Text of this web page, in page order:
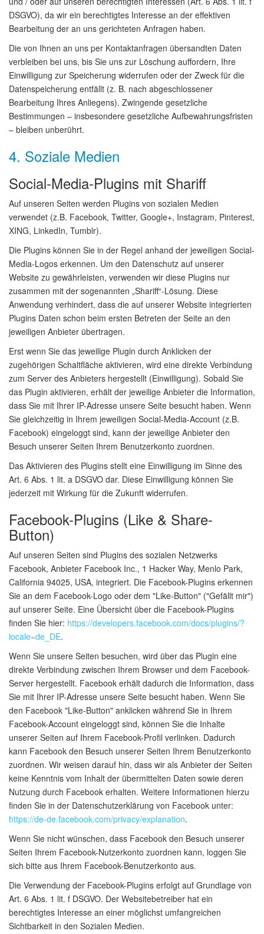
DSGVO), da wir ein berechtigtes Interesse an der effektiven
Bearbeitung der an uns gerichteten Anfragen haben.
Die von Ihnen an uns per Kontaktanfragen übersandten Daten
verbleiben bei uns, bis Sie uns zur Löschung auffordern, Ihre
Einwilligung zur Speicherung widerrufen oder der Zweck für die
Datenspeicherung entfällt (z. B. nach abgeschlossener
Bearbeitung Ihres Anliegens). Zwingende gesetzliche
Bestimmungen – insbesondere gesetzliche Aufbewahrungsfristen
– bleiben unberührt.
4. Soziale Medien
Social-Media-Plugins mit Shariff
Auf unseren Seiten werden Plugins von sozialen Medien
verwendet (z.B. Facebook, Twitter, Google+, Instagram, Pinterest,
XING, LinkedIn, Tumblr).
Die Plugins können Sie in der Regel anhand der jeweiligen Social-
Media-Logos erkennen. Um den Datenschutz auf unserer
Website zu gewährleisten, verwenden wir diese Plugins nur
zusammen mit der sogenannten „Shariff“-Lösung. Diese
Anwendung verhindert, dass die auf unserer Website integrierten
Plugins Daten schon beim ersten Betreten der Seite an den
jeweiligen Anbieter übertragen.
Erst wenn Sie das jeweilige Plugin durch Anklicken der
zugehörigen Schaltfläche aktivieren, wird eine direkte Verbindung
zum Server des Anbieters hergestellt (Einwilligung). Sobald Sie
das Plugin aktivieren, erhält der jeweilige Anbieter die Information,
dass Sie mit Ihrer IP-Adresse unsere Seite besucht haben. Wenn
Sie gleichzeitig in Ihrem jeweiligen Social-Media-Account (z.B.
Facebook) eingeloggt sind, kann der jeweilige Anbieter den
Besuch unserer Seiten Ihrem Benutzerkonto zuordnen.
Das Aktivieren des Plugins stellt eine Einwilligung im Sinne des
Art. 6 Abs. 1 lit. a DSGVO dar. Diese Einwilligung können Sie
jederzeit mit Wirkung für die Zukunft widerrufen.
Facebook-Plugins (Like & Share-
Button)
Auf unseren Seiten sind Plugins des sozialen Netzwerks
Facebook, Anbieter Facebook Inc., 1 Hacker Way, Menlo Park,
California 94025, USA, integriert. Die Facebook-Plugins erkennen
Sie an dem Facebook-Logo oder dem "Like-Button" ("Gefällt mir")
auf unserer Seite. Eine Übersicht über die Facebook-Plugins
finden Sie hier: https://developers.facebook.com/docs/plugins/?
locale=de_DE.
Wenn Sie unsere Seiten besuchen, wird über das Plugin eine
direkte Verbindung zwischen Ihrem Browser und dem Facebook-
Server hergestellt. Facebook erhält dadurch die Information, dass
Sie mit Ihrer IP-Adresse unsere Seite besucht haben. Wenn Sie
den Facebook "Like-Button" anklicken während Sie in Ihrem
Facebook-Account eingeloggt sind, können Sie die Inhalte
unserer Seiten auf Ihrem Facebook-Profil verlinken. Dadurch
kann Facebook den Besuch unserer Seiten Ihrem Benutzerkonto
zuordnen. Wir weisen darauf hin, dass wir als Anbieter der Seiten
keine Kenntnis vom Inhalt der übermittelten Daten sowie deren
Nutzung durch Facebook erhalten. Weitere Informationen hierzu
finden Sie in der Datenschutzerklärung von Facebook unter:
https://de-de.facebook.com/privacy/explanation.
Wenn Sie nicht wünschen, dass Facebook den Besuch unserer
Seiten Ihrem Facebook-Nutzerkonto zuordnen kann, loggen Sie
sich bitte aus Ihrem Facebook-Benutzerkonto aus.
Die Verwendung der Facebook-Plugins erfolgt auf Grundlage von
Art. 6 Abs. 1 lit. f DSGVO. Der Websitebetreiber hat ein
berechtigtes Interesse an einer möglichst umfangreichen
Sichtbarkeit in den Sozialen Medien.